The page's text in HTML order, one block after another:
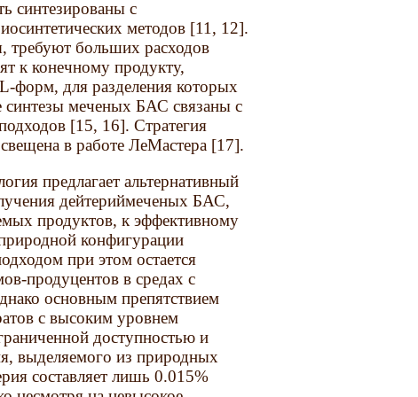
синтезированы с
методов [11, 12].
требуют больших расходов
к конечному продукту,
форм, для разделения которых
синтезы меченых БАС связаны с
[15, 16]. Стратегия
в работе ЛеМастера [17].
предлагает альтернативный
дейтериймеченых БАС,
продуктов, к эффективному
конфигурации
при этом остается
продуцентов в средах с
основным препятствием
с высоким уровнем
доступностью и
выделяемого из природных
составляет лишь 0.015%